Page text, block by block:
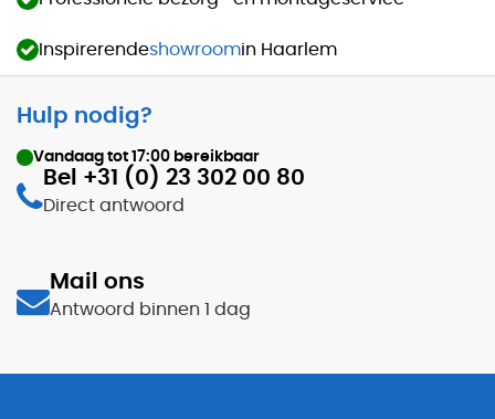
Inspirerendeshowroomin Haarlem
Hulp nodig?
Vandaag tot 17:00 bereikbaar
Bel +31 (0) 23 302 00 80
Direct antwoord
Mail ons
Antwoord binnen 1 dag